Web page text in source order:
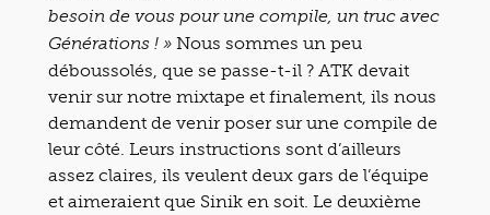
besoin de vous pour une compile, un truc avec
Générations ! » Nous sommes un peu
déboussolés, que se passe-t-il ? ATK devait
venir sur notre mixtape et finalement, ils nous
demandent de venir poser sur une compile de
leur côté. Leurs instructions sont d’ailleurs
assez claires, ils veulent deux gars de l’équipe
et aimeraient que Sinik en soit. Le deuxième